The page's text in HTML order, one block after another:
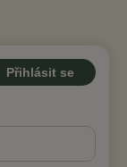
Přihlásit se